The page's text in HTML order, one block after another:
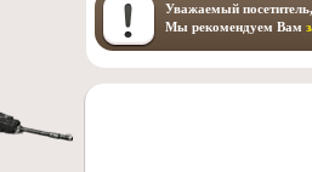
Уважаемый
Мы рекомендуем Вам